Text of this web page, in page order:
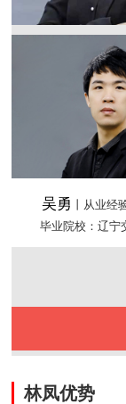
吴勇 丨从业经
毕业院校：辽宁
林凤优势